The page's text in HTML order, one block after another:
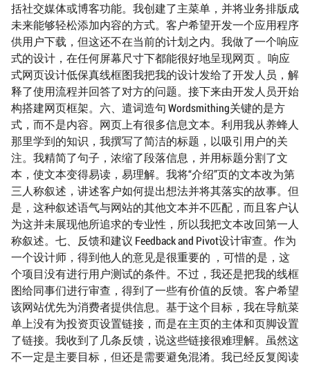
括社交媒体或博客功能。我创建了主菜单，并将业务排版成
未来能够轻松添加内容的方式。客户希望开发一个应用程序
供用户下载，但这还不在当前的计划之内。我做了一个响应
式的设计，在任何屏幕尺寸下都能很好地呈现网页 。响应
式网页设计低保真线框图我把我的设计发给了开发人员，解
释了使用流程并回答了对方的问题。接下来由开发人员开始
构搭建网页框架。六、遣词造句 Wordsmithing关键的是方
式，而不是内容。网页上有很多信息文本。利用我从养蜂人
那里学到的知识，我撰写了简洁的标题，以吸引用户的关
注。我精简了句子，浓缩了段落信息，并用标题分割了文
本，使文本变得易读，易理解。我将“介绍”页的文本改为第
三人称叙述，讲述客户如何提出想法并将其落实的故事。但
是，这种叙述语气与网站的其他文本并不匹配，而且客户认
为这并未展现他所追求的专业性，所以我把文本改回第一人
称叙述。七、反馈和建议 Feedback and Pivot设计审查。作为
一个设计师，得到他人的意见是很重要的 ，可惜的是，这
个项目没有进行用户测试的条件。不过，我还是把我的线框
图给同事们进行审查，得到了一些有价值的反馈。客户希望
该网站优先为消费者提供信息。基于这个目标，我在导航菜
单上没有为投资页设置链接，而是在主页的主体和页脚设置
了链接。我收到了几条反馈，说这些链接很难理解。虽然这
不一定是主要目标，但还是需要避免混淆。我已经反复阅读